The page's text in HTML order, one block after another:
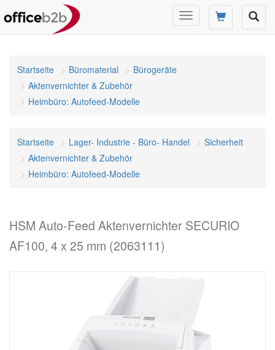
Navigation
umschalten
Startseite Büromaterial
Bürogeräte
Aktenvernichter & Zubehör
Heimbüro: Autofeed-Modelle
Startseite Lager- Industrie - Büro- Handel
Sicherheit
Aktenvernichter & Zubehör
Heimbüro: Autofeed-Modelle
HSM Auto-Feed Aktenvernichter SECURIO
AF100, 4 x 25 mm (2063111)